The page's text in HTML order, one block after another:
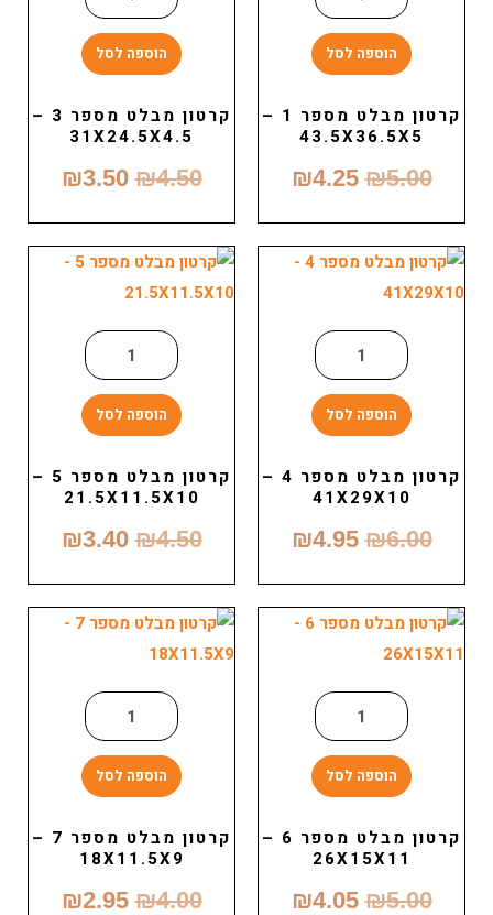
הוספה לסל
קרטון מבלט מספר 1 –
43.5X36.5X5
₪5.00
₪4.25
הוספה לסל
קרטון מבלט מספר 3 –
31X24.5X4.5
₪4.50
₪3.50
הוספה לסל
קרטון מבלט מספר 4 –
41X29X10
₪6.00
₪4.95
הוספה לסל
קרטון מבלט מספר 5 –
21.5X11.5X10
₪4.50
₪3.40
הוספה לסל
קרטון מבלט מספר 6 –
26X15X11
₪5.00
₪4.05
הוספה לסל
קרטון מבלט מספר 7 –
18X11.5X9
₪4.00
₪2.95